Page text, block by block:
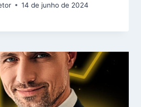
14 de junho de 2024